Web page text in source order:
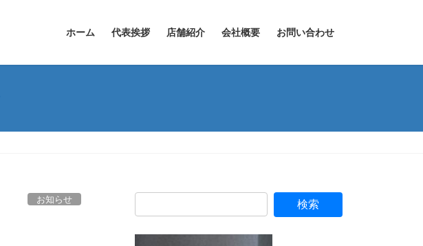
ホーム 代表挨拶 店舗紹介 会社概要 お問い合わせ
お知らせ